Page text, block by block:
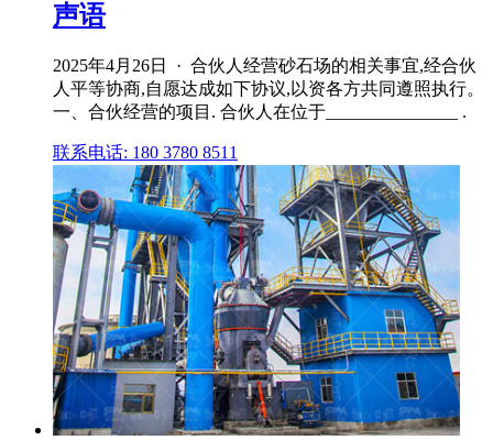
声语
2025年4月26日 · 合伙人经营砂石场的相关事宜,经合伙
人平等协商,自愿达成如下协议,以资各方共同遵照执行。
一、合伙经营的项目. 合伙人在位于_______________ .
联系电话: 180 3780 8511